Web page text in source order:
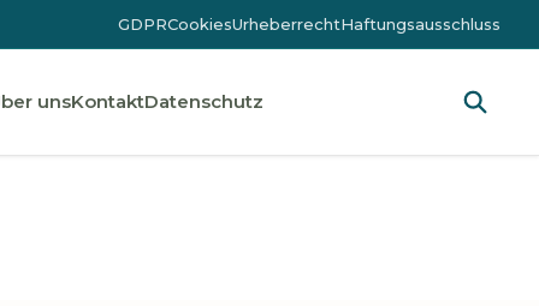
GDPRCookiesUrheberrechtHaftungsausschluss
unsKontaktDatenschutz